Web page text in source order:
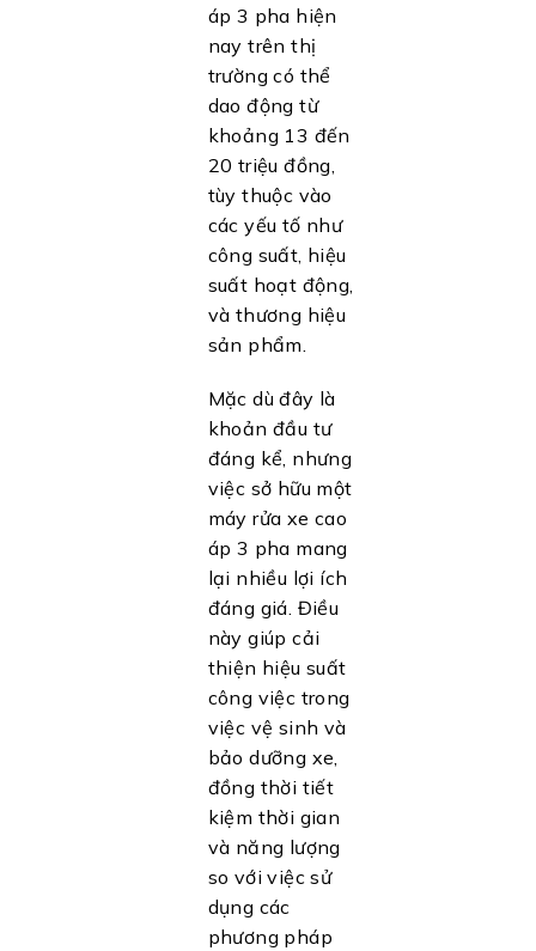
áp 3 pha hiện
nay trên thị
trường có thể
dao động từ
khoảng 13 đến
20 triệu đồng,
tùy thuộc vào
các yếu tố như
công suất, hiệu
suất hoạt động,
và thương hiệu
sản phẩm.
Mặc dù đây là
khoản đầu tư
đáng kể, nhưng
việc sở hữu một
máy rửa xe cao
áp 3 pha mang
lại nhiều lợi ích
đáng giá. Điều
này giúp cải
thiện hiệu suất
công việc trong
việc vệ sinh và
bảo dưỡng xe,
đồng thời tiết
kiệm thời gian
và năng lượng
so với việc sử
dụng các
phương pháp